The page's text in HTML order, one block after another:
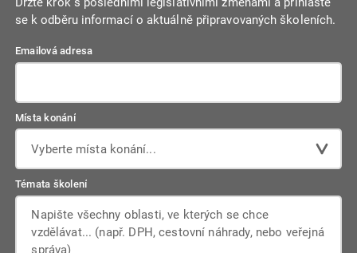
se k odběru informací o aktuálně připravovaných školeních.
Emailová adresa
Místa konání
Vyberte místa konání...
Témata školení